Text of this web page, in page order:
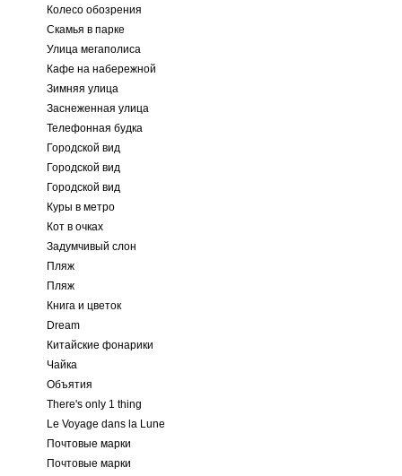
Колесо обозрения
Скамья в парке
Улица мегаполиса
Кафе на набережной
Зимняя улица
Заснеженная улица
Телефонная будка
Городской вид
Городской вид
Городской вид
Куры в метро
Кот в очках
Задумчивый слон
Пляж
Пляж
Книга и цветок
Dream
Китайские фонарики
Чайка
Объятия
There's only 1 thing
Le Voyage dans la Lune
Почтовые марки
Почтовые марки